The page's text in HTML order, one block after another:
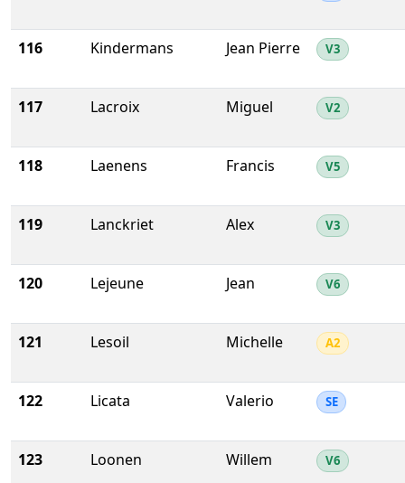
116 Kindermans Jean Pierre V3
117 Lacroix Miguel V2
118 Laenens Francis V5
119 Lanckriet Alex V3
120 Lejeune Jean V6
121 Lesoil Michelle A2
122 Licata Valerio SE
123 Loonen Willem V6